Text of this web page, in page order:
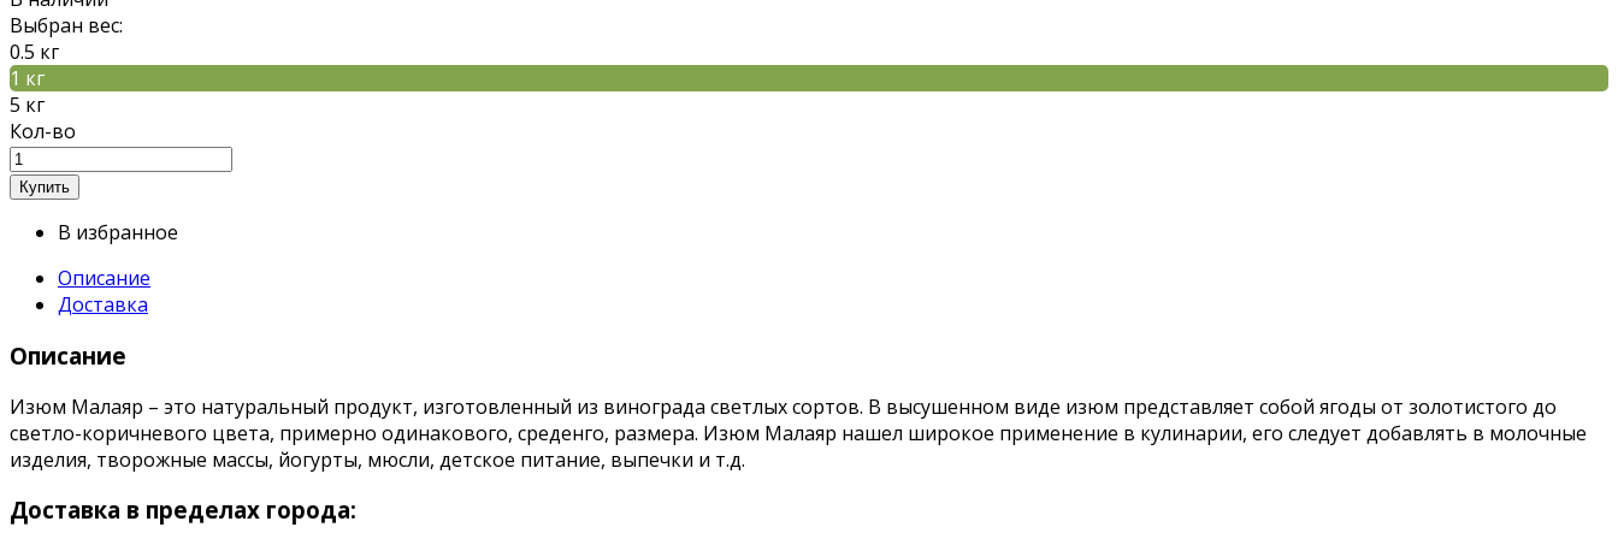
Выбран вес:
0.5 кг
1 кг
5 кг
Кол-во
В избранное
Описание
Доставка
Описание
Изюм Малаяр – это натуральный продукт, изготовленный из винограда светлых сортов. В высушенном виде изюм представляет собой ягоды от золотистого до
светло-коричневого цвета, примерно одинакового, среденго, размера. Изюм Малаяр нашел широкое применение в кулинарии, его следует добавлять в молочные
изделия, творожные массы, йогурты, мюсли, детское питание, выпечки и т.д.
Доставка в пределах города: